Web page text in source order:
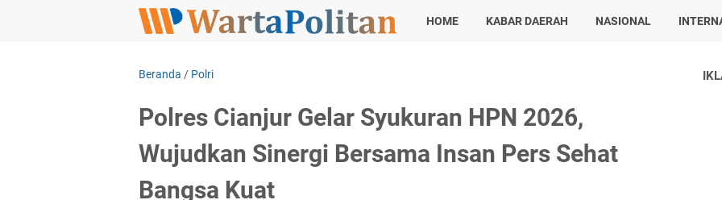
HOME KABAR DAERAH NASIONAL
Beranda / Polri
Polres Cianjur Gelar Syukuran HPN 2026,
Wujudkan Sinergi Bersama Insan Pers Sehat
Bangsa Kuat